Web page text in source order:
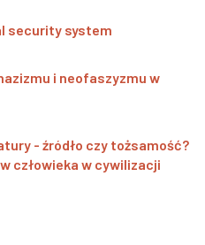
security system
i neofaszyzmu w
- źródło czy tożsamość?
człowieka w cywilizacji